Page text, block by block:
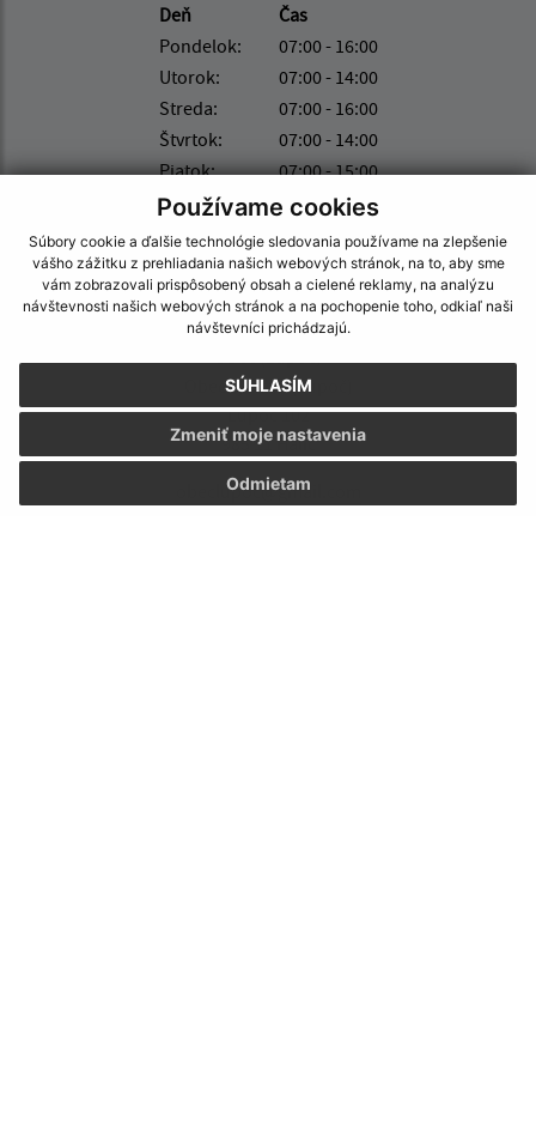
Používame cookies
Súbory cookie a ďalšie technológie sledovania používame na zlepšenie
vášho zážitku z prehliadania našich webových stránok, na to, aby sme
vám zobrazovali prispôsobený obsah a cielené reklamy, na analýzu
návštevnosti našich webových stránok a na pochopenie toho, odkiaľ naši
návštevníci prichádzajú.
SÚHLASÍM
Odmietam
Zmeniť moje nastavenia
Deň
Čas
Pondelok:
07:00 - 16:00
Utorok:
07:00 - 14:00
Streda:
07:00 - 16:00
Štvrtok:
07:00 - 14:00
Piatok:
07:00 - 15:00
ZMLUVY SÚ ZVEREJNENÉ NA:
https://www.crz.gov.sk/
Kontakt:
Obecný úrad (Lupoč)
Lupoč 102
985 11 Halič
obeclupoc@gmail.com